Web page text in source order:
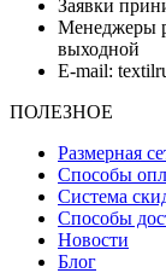
Заявки
Менеджеры
выходной
E-mail:
ПОЛЕЗНОЕ
Размерная
Способы
Система
Способы
Новости
Блог